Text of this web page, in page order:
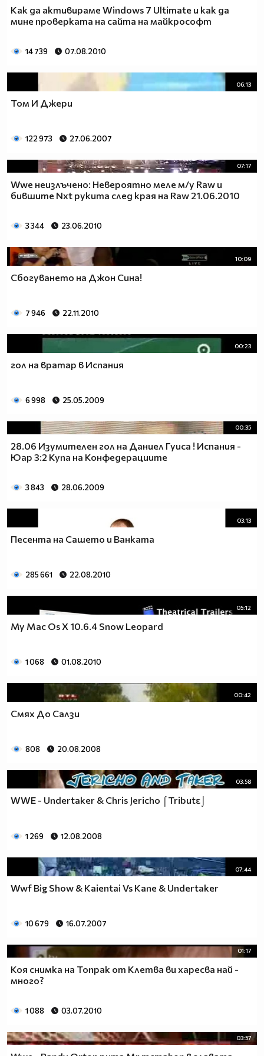
Как да активираме Windows 7 Ultimate и как да
мине проверката на сайта на майкрософт
14 739 07.08.2010
06:13
Том И Джери
122 973 27.06.2007
07:17
Wwe неизлъчено: Невероятно меле м/у Raw и
бившите Nxt рукита след края на Raw 21.06.2010
3 344 23.06.2010
10:09
Сбогуването на Джон Сина!
7 946 22.11.2010
00:23
гол на вратар в Испания
6 998 25.05.2009
00:35
28.06 Изумителен гол на Даниел Гуиса ! Испания -
Юар 3:2 Купа на Конфедерациите
3 843 28.06.2009
03:13
Песента на Сашето и Ванката
285 661 22.08.2010
05:12
My Mac Os X 10.6.4 Snow Leopard
1 068 01.08.2010
00:42
Смях До Салзи
808 20.08.2008
03:58
WWE - Undertaker & Chris Jericho ⌠Tributε⌡
1 269 12.08.2008
07:44
Wwf Big Show & Kaientai Vs Kane & Undertaker
10 679 16.07.2007
01:17
Коя снимка на Топрак от Клетва ви харесва най -
много?
1 088 03.07.2010
03:57